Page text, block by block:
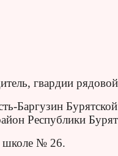
гвардии
Баргузин
Республики
школе № 26.